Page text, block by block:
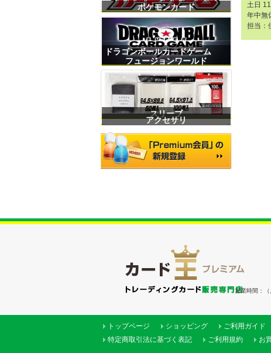
土日
年中無
担当
ポケモンカード
ドラゴンボールカードゲーム
フュージョンワールド
スリーブ
アクセサリ
営業時間：
トップページ ショッピング ご利用ガイド
特定商取引法に基づく表記
ご利用規約 お